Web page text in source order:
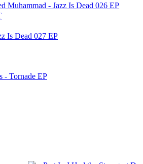
Muhammad - Jazz Is Dead 026 EP
Is Dead 027 EP
- Tornade EP